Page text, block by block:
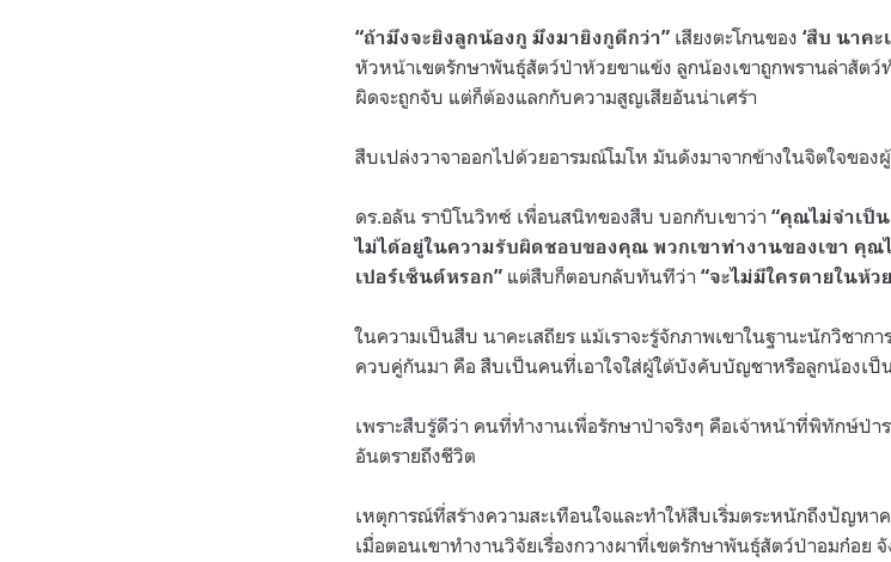
“ถ้ามึงจะยิงลูกน้องกู มึงมายิงกูดีกว่า” เสียงตะโกนของ ‘สืบ นาคะ
หัวหน้าเขตรักษาพันธุ์สัตว์ป่าห้วยขาแข้ง ลูกน้องเขาถูกพรานล่าสัตว์
ผิดจะถูกจับ แต่ก็ต้องแลกกับความสูญเสียอันน่าเศร้า
สืบเปล่งวาจาออกไปด้วยอารมณ์โมโห มันดังมาจากข้างในจิตใจของ
ดร.อลัน ราบิโนวิทซ์ เพื่อนสนิทของสืบ บอกกับเขาว่า “คุณไม่จำเป็
ไม่ได้อยู่ในความรับผิดชอบของคุณ พวกเขาทำงานของเขา คุณ
เปอร์เซ็นต์หรอก” แต่สืบก็ตอบกลับทันทีว่า “จะไม่มีใครตายในห้
ในความเป็นสืบ นาคะเสถียร แม้เราจะรู้จักภาพเขาในฐานะนักวิชา
ควบคู่กันมา คือ สืบเป็นคนที่เอาใจใส่ผู้ใต้บังคับบัญชาหรือลูกน้องเป็
เพราะสืบรู้ดีว่า คนที่ทำงานเพื่อรักษาป่าจริงๆ คือเจ้าหน้าที่พิทักษ์ป่า
อันตรายถึงชีวิต
เหตุการณ์ที่สร้างความสะเทือนใจและทำให้สืบเริ่มตระหนักถึงปัญห
เมื่อตอนเขาทำงานวิจัยเรื่องกวางผาที่เขตรักษาพันธุ์สัตว์ป่าอมก๋อย